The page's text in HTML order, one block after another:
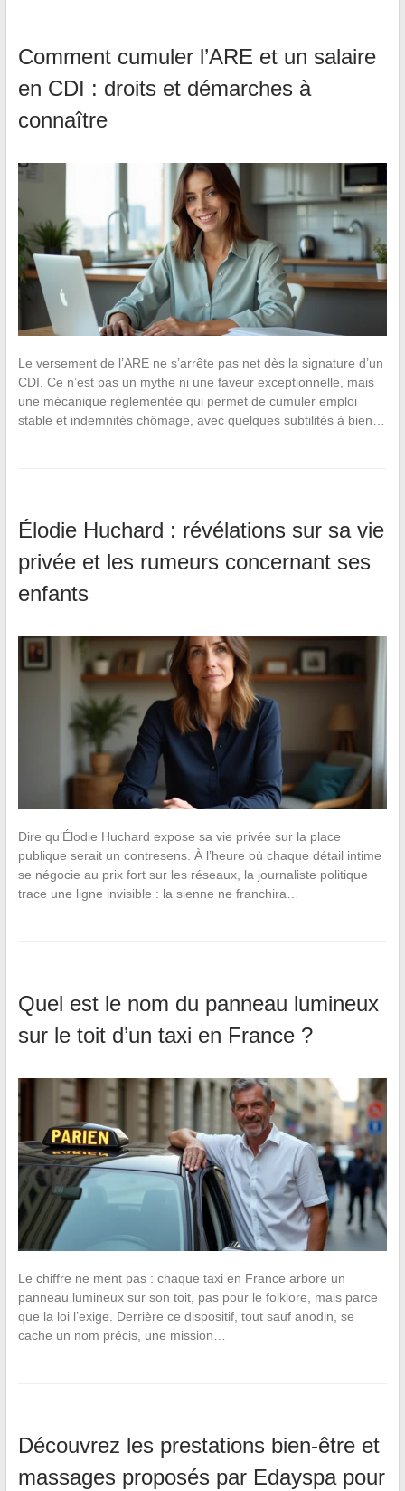
Comment cumuler l’ARE et un salaire
en CDI : droits et démarches à
connaître
Le versement de l’ARE ne s’arrête pas net dès la signature d’un
CDI. Ce n’est pas un mythe ni une faveur exceptionnelle, mais
une mécanique réglementée qui permet de cumuler emploi
stable et indemnités chômage, avec quelques subtilités à bien…
Élodie Huchard : révélations sur sa vie
privée et les rumeurs concernant ses
enfants
Dire qu’Élodie Huchard expose sa vie privée sur la place
publique serait un contresens. À l’heure où chaque détail intime
se négocie au prix fort sur les réseaux, la journaliste politique
trace une ligne invisible : la sienne ne franchira…
Quel est le nom du panneau lumineux
sur le toit d’un taxi en France ?
Le chiffre ne ment pas : chaque taxi en France arbore un
panneau lumineux sur son toit, pas pour le folklore, mais parce
que la loi l’exige. Derrière ce dispositif, tout sauf anodin, se
cache un nom précis, une mission…
Découvrez les prestations bien-être et
massages proposés par Edayspa pour